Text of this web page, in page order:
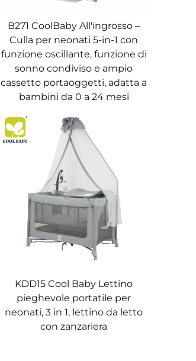
B271 CoolBaby All'ingrosso –
Culla per neonati 5-in-1 con
funzione oscillante, funzione di
sonno condiviso e ampio
cassetto portaoggetti, adatta a
bambini da 0 a 24 mesi
KDD15 Cool Baby Lettino
pieghevole portatile per
neonati, 3 in 1, lettino da letto
con zanzariera